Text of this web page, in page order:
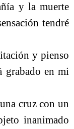
y la muerte
tendré
y pienso
grabado en mi
cruz con un
inanimado